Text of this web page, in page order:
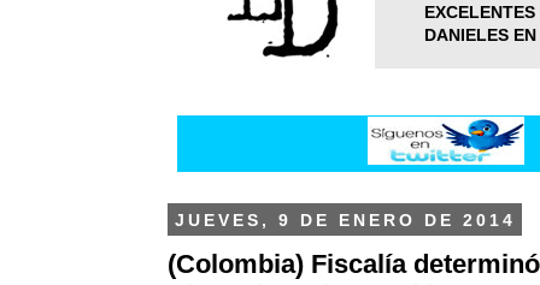
DANIELES
JUEVES, 9 DE ENERO DE 2014
(Colombia) Fiscalía